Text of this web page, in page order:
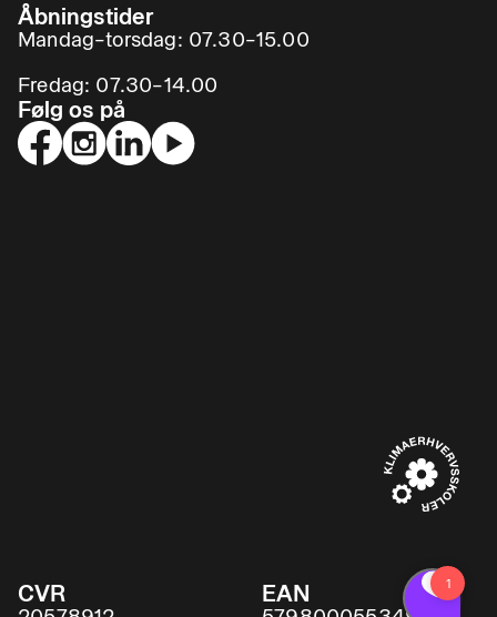
Åbningstider
Mandag–torsdag: 07.30–15.00
Fredag: 07.30–14.00
Følg os på
CVR EAN